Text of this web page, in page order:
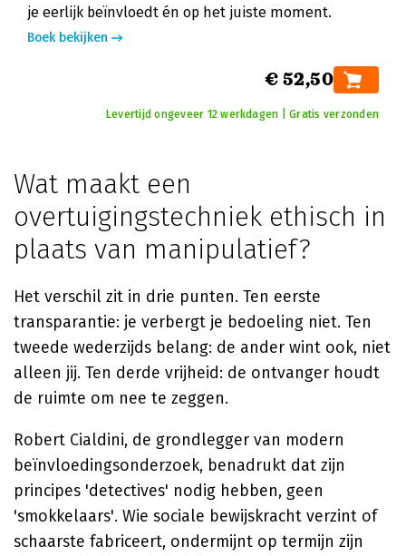
je eerlijk beïnvloedt én op het juiste moment.
Boek bekijken
€ 52,50
Levertijd ongeveer 12 werkdagen | Gratis verzonden
Wat maakt een
overtuigingstechniek ethisch in
plaats van manipulatief?
Het verschil zit in drie punten. Ten eerste
transparantie: je verbergt je bedoeling niet. Ten
tweede wederzijds belang: de ander wint ook, niet
alleen jij. Ten derde vrijheid: de ontvanger houdt
de ruimte om nee te zeggen.
Robert Cialdini, de grondlegger van modern
beïnvloedingsonderzoek, benadrukt dat zijn
principes 'detectives' nodig hebben, geen
'smokkelaars'. Wie sociale bewijskracht verzint of
schaarste fabriceert, ondermijnt op termijn zijn